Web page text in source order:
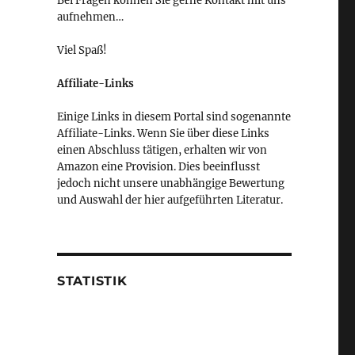
aufnehmen…
Viel Spaß!
Affiliate-Links
Einige Links in diesem Portal sind sogenannte
Affiliate-Links. Wenn Sie über diese Links
einen Abschluss tätigen, erhalten wir von
Amazon eine Provision. Dies beeinflusst
jedoch nicht unsere unabhängige Bewertung
und Auswahl der hier aufgeführten Literatur.
STATISTIK